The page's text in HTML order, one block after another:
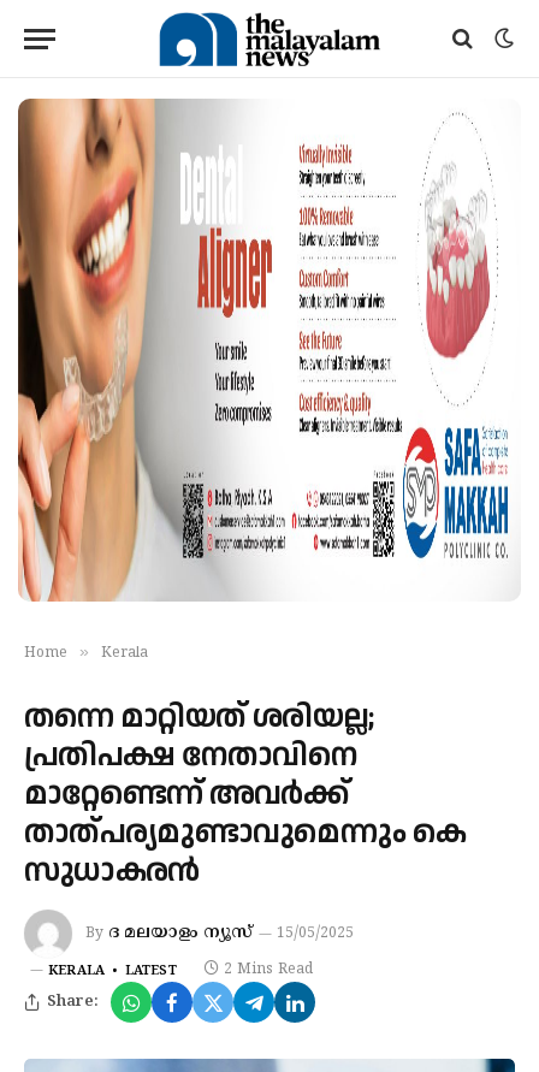
Home » Kerala
തന്നെ മാറ്റിയത് ശരിയല്ല;
പ്രതിപക്ഷ നേതാവിനെ
മാറ്റേണ്ടെന്ന് അവർക്ക്
താത്പര്യമുണ്ടാവുമെന്നും കെ
സുധാകരൻ
By ദ മലയാളം ന്യൂസ്‌ 15/05/2025
KERALA LATEST 2 Mins Read
Share: